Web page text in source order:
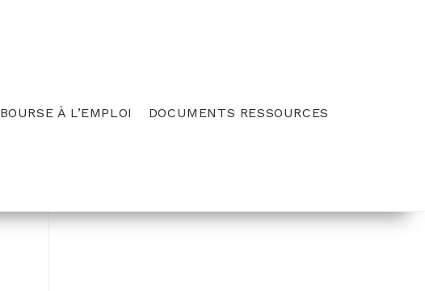
BOURSE À L’EMPLOI DOCUMENTS RESSOURCES